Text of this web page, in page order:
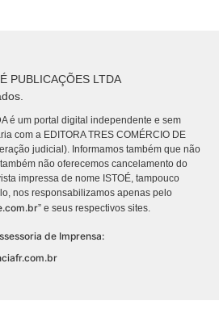
PUBLICAÇÕES LTDA
é um portal digital independente e sem
com a EDITORA TRES COMÉRCIO DE
judicial). Informamos também que não
não oferecemos cancelamento do
impressa de nome ISTOÉ, tampouco
nos responsabilizamos apenas pelo
” e seus respectivos sites.
de Imprensa: